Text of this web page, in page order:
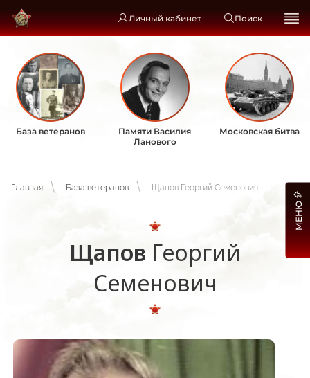
Личный кабинет Поиск
База ветеранов
Памяти Василия
Ланового
Московская битва
Главная База ветеранов Щапов Георгий Семенович
Щапов Георгий
Семенович
МЕНЮ